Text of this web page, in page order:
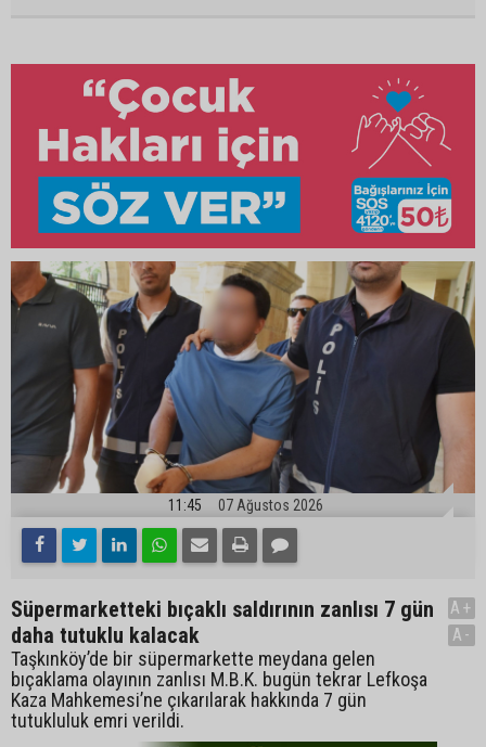
11:45 07 Ağustos 2026
Süpermarketteki bıçaklı saldırının zanlısı 7 gün
daha tutuklu kalacak
Taşkınköy’de bir süpermarkette meydana gelen
bıçaklama olayının zanlısı M.B.K. bugün tekrar Lefkoşa
Kaza Mahkemesi’ne çıkarılarak hakkında 7 gün
tutukluluk emri verildi.
A+
A-